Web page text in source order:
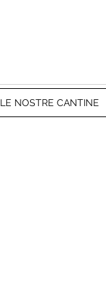
LE NOSTRE CANTINE